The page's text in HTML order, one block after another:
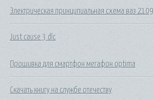
Электрическая принципиальная схема ваз 2109
Just cause 3 dlc
Прошивка для смартфон мегафон optima
Скачать книгу на службе отечеству